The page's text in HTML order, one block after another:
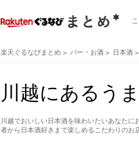
楽天ぐるなびまとめ バー・お酒 日本酒
川越にあるう
川越でおいしい日本酒を味わいたいあなた
者から日本酒好きまで楽しめるこだわりのお